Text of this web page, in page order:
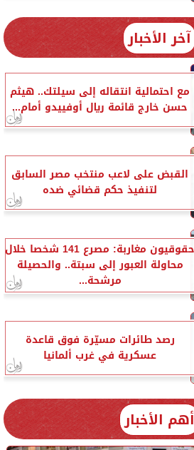
آخر الأخبار
مع احتمالية انتقاله إلى سيلتك.. هيثم
حسن خارج قائمة ريال أوفييدو أمام...
القبض على لاعب منتخب مصر السابق
لتنفيذ حكم قضائي ضده
حقوقيون مغاربة: مصرع 141 شخصا خلال
محاولة العبور إلى سبتة.. والحصيلة
مرشحة...
رصد طائرات مسيّرة فوق قاعدة
عسكرية في غرب ألمانيا
أهم الأخبار